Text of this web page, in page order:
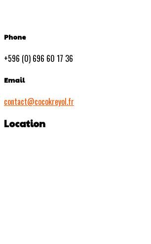
Phone
+596 (0) 696 60 17 36
Email
contact@cocokreyol.fr
Location